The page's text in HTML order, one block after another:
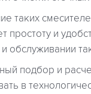
таких
простоту и
обслуживании
подбор и
в